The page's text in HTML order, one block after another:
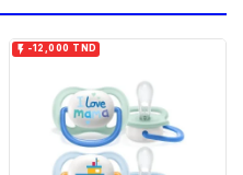
 -12,000 TND